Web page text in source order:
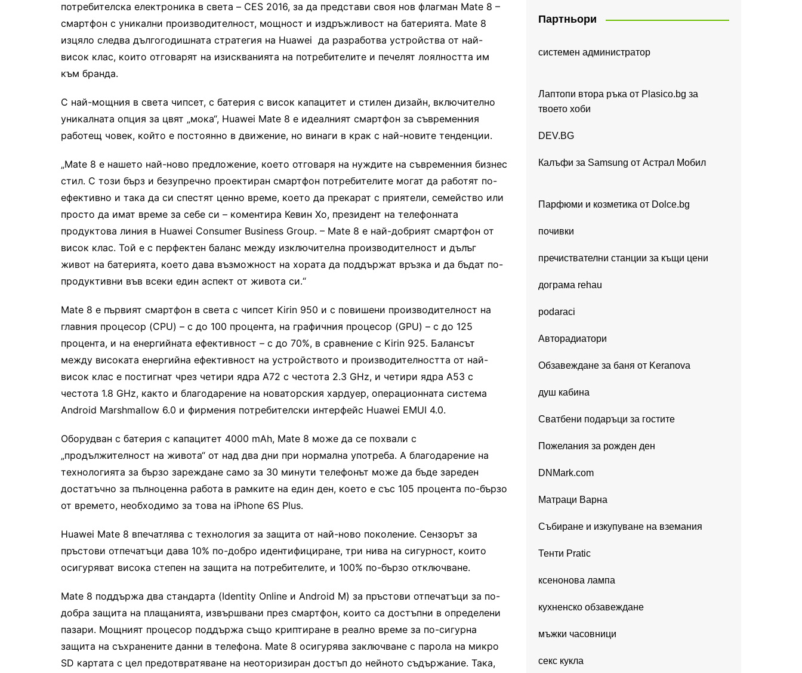
потребителска електроника в света – CES 2016, за да представи своя нов флагман Mate 8 –
смартфон с уникални производителност, мощност и издръжливост на батерията. Mate 8
изцяло следва дългогодишната стратегия на Huawei да разработва устройства от най-
висок клас, които отговарят на изискванията на потребителите и печелят лоялността им
към бранда.
С най-мощния в света чипсет, с батерия с висок капацитет и стилен дизайн, включително
уникалната опция за цвят „мока“, Huawei Mate 8 е идеалният смартфон за съвременния
работещ човек, който е постоянно в движение, но винаги в крак с най-новите тенденции.
„Mate 8 е нашето най-ново предложение, което отговаря на нуждите на съвременния бизнес
стил. С този бърз и безупречно проектиран смартфон потребителите могат да работят по-
ефективно и така да си спестят ценно време, което да прекарат с приятели, семейство или
просто да имат време за себе си – коментира Кевин Хо, президент на телефонната
продуктова линия в Huawei Consumer Business Group. – Mate 8 е най-добрият смартфон от
висок клас. Той е с перфектен баланс между изключителна производителност и дълъг
живот на батерията, което дава възможност на хората да поддържат връзка и да бъдат по-
продуктивни във всеки един аспект от живота си.“
Mate 8 е първият смартфон в света с чипсет Kirin 950 и с повишени производителност на
главния процесор (CPU) – с до 100 процента, на графичния процесор (GPU) – с до 125
процента, и на енергийната ефективност – с до 70%, в сравнение с Kirin 925. Балансът
между високата енергийна ефективност на устройството и производителността от най-
висок клас е постигнат чрез четири ядра A72 с честота 2.3 GHz, и четири ядра A53 с
честота 1.8 GHz, както и благодарение на новаторския хардуер, операционната система
Android Marshmallow 6.0 и фирмения потребителски интерфейс Huawei EMUI 4.0.
Оборудван с батерия с капацитет 4000 mAh, Mate 8 може да се похвали с
„продължителност на живота“ от над два дни при нормална употреба. А благодарение на
технологията за бързо зареждане само за 30 минути телефонът може да бъде зареден
достатъчно за пълноценна работа в рамките на един ден, което е със 105 процента по-бързо
от времето, необходимо за това на iPhone 6S Plus.
Huawei Mate 8 впечатлява с технология за защита от най-ново поколение. Сензорът за
пръстови отпечатъци дава 10% по-добро идентифициране, три нива на сигурност, които
осигуряват висока степен на защита на потребителите, и 100% по-бързо отключване.
Mate 8 поддържа два стандарта (Identity Online и Android M) за пръстови отпечатъци за по-
добра защита на плащанията, извършвани през смартфон, които са достъпни в определени
пазари. Мощният процесор поддържа също криптиране в реално време за по-сигурна
защита на съхранените данни в телефона. Mate 8 осигурява заключване с парола на микро
SD картата с цел предотвратяване на неоторизиран достъп до нейното съдържание. Така,
Партньори
системен администратор
Лаптопи втора ръка от Plasico.bg за
твоето хоби
DEV.BG
Калъфи за Samsung от Астрал Мобил
Парфюми и козметика от Dolce.bg
почивки
пречиствателни станции за къщи цени
дограма rehau
podaraci
Авторадиатори
Обзавеждане за баня от Keranova
душ кабина
Сватбени подаръци за гостите
Пожелания за рожден ден
DNMark.com
Матраци Варна
Събиране и изкупуване на вземания
Тенти Pratic
ксенонова лампа
кухненско обзавеждане
мъжки часовници
секс кукла